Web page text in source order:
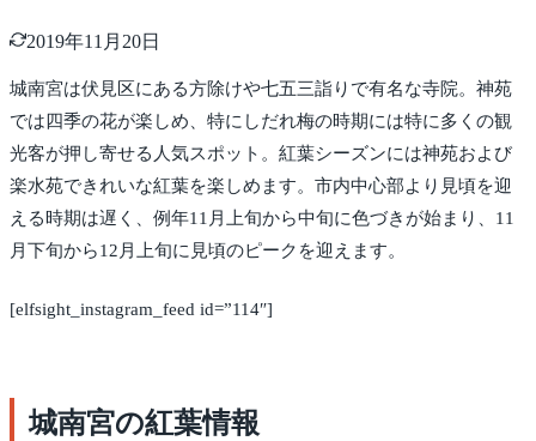
2019年11月20日
城南宮は伏見区にある方除けや七五三詣りで有名な寺院。神苑
では四季の花が楽しめ、特にしだれ梅の時期には特に多くの観
光客が押し寄せる人気スポット。紅葉シーズンには神苑および
楽水苑できれいな紅葉を楽しめます。市内中心部より見頃を迎
える時期は遅く、例年11月上旬から中旬に色づきが始まり、11
月下旬から12月上旬に見頃のピークを迎えます。
[elfsight_instagram_feed id=”114″]
城南宮の紅葉情報